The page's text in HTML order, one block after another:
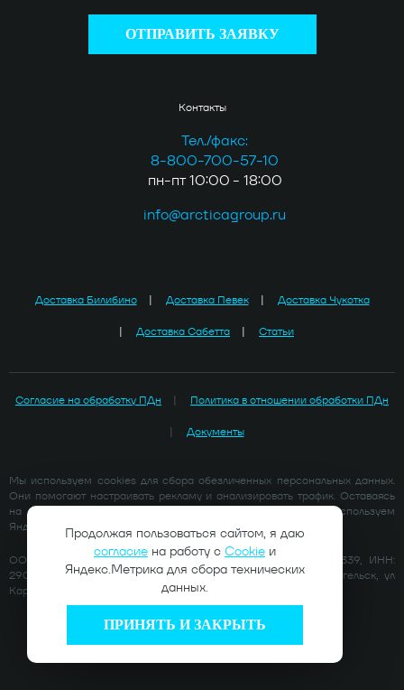
ОТПРАВИТЬ ЗАЯВКУ
Контакты
Тел./факс:
8-800-700-57-10
пн-пт 10:00 - 18:00
info@arcticagroup.ru
Доставка Билибино Доставка Певек Доставка Чукотка
Доставка Сабетта Статьи
Согласие на обработку ПДн Политика в отношении обработки ПДн
Документы
Мы используем cookies для сбора обезличенных персональных данных.
Они помогают настраивать рекламу и анализировать трафик. Оставаясь
на сайте, вы соглашаетесь на сбор таких данных. Мы используем
Яндекс.Метрика для сбора технических данных.
ООО «ГРУППА КОМПАНИЙ АРКТИКА» ОГРН: 1212900005339, ИНН:
2901306799 Адрес: 163046, Архангельская область, г Архангельск, ул
Карла Маркса, д. 15
© 2026 АРКТИКА ГРУПП. Все права защищены.
Продолжая пользоваться сайтом, я даю
согласие на работу с Cookie и
Яндекс.Метрика для сбора технических
данных.
ПРИНЯТЬ И ЗАКРЫТЬ